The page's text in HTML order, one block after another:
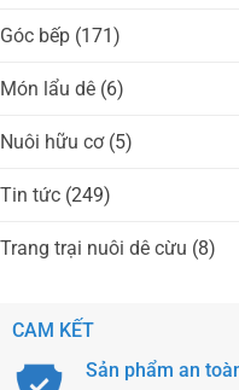
Góc bếp (171)
Món lẩu dê (6)
Nuôi hữu cơ(5)
Tin tức (249)
Trang trại nuôi dê cừu (8)
CAM KẾT
Sản phẩm an